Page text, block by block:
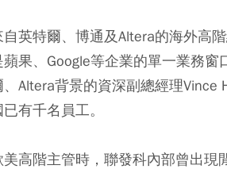
英特爾、博通及Altera的海外高
果、Google等企業的單一業務
Altera背景的資深副總經理Vince
有千名員工。
高階主管時，聯發科內部曾出現